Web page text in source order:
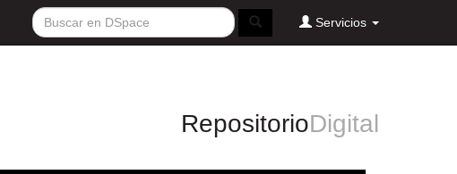
Servicios
RepositorioDigital